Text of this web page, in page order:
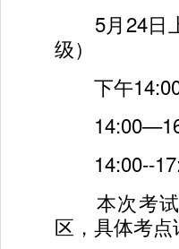
5月24日上
级）
下午
14:00--
本次考试
区，具体考点